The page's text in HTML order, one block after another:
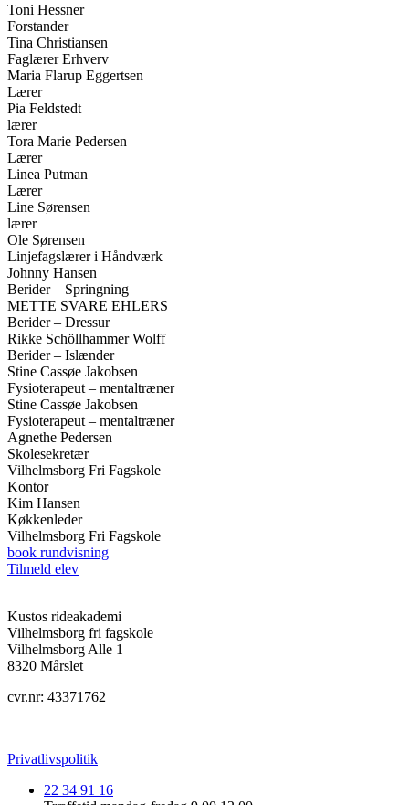
Toni Hessner
Forstander
Tina Christiansen
Faglærer Erhverv
Maria Flarup Eggertsen
Lærer
Pia Feldstedt
lærer
Tora Marie Pedersen
Lærer
Linea Putman
Lærer
Line Sørensen
lærer
Ole Sørensen
Linjefagslærer i Håndværk
Johnny Hansen
Berider – Springning
METTE SVARE EHLERS
Berider – Dressur
Rikke Schöllhammer Wolff
Berider – Islænder
Stine Cassøe Jakobsen
Fysioterapeut – mentaltræner
Stine Cassøe Jakobsen
Fysioterapeut – mentaltræner
Agnethe Pedersen
Skolesekretær
Vilhelmsborg Fri Fagskole
Kontor
Kim Hansen
Køkkenleder
Vilhelmsborg Fri Fagskole
book rundvisning
Tilmeld elev
Kustos rideakademi
Vilhelmsborg fri fagskole
Vilhelmsborg Alle 1
8320 Mårslet
cvr.nr: 43371762
Privatlivspolitik
22 34 91 16